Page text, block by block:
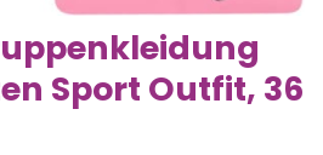
Sport Outfit, 36